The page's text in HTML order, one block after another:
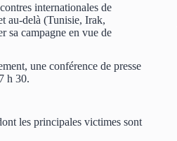
internationales de
au-delà (Tunisie, Irak,
sa campagne en vue de
une conférence de presse
h 30.
les principales victimes sont